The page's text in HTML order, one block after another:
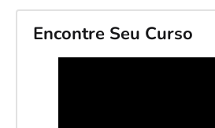
Encontre Seu Curso